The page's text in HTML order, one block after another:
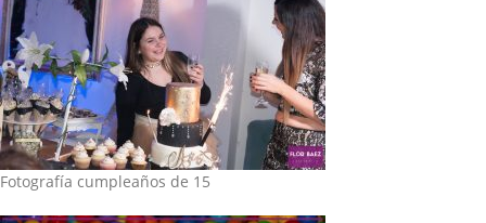
Fotografía cumpleaños de 15